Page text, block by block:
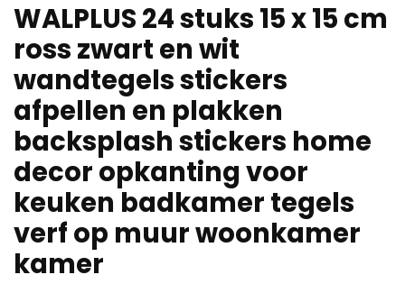
WALPLUS 24 stuks 15 x 15 cm
ross zwart en wit
wandtegels stickers
afpellen en plakken
backsplash stickers home
decor opkanting voor
keuken badkamer tegels
verf op muur woonkamer
kamer